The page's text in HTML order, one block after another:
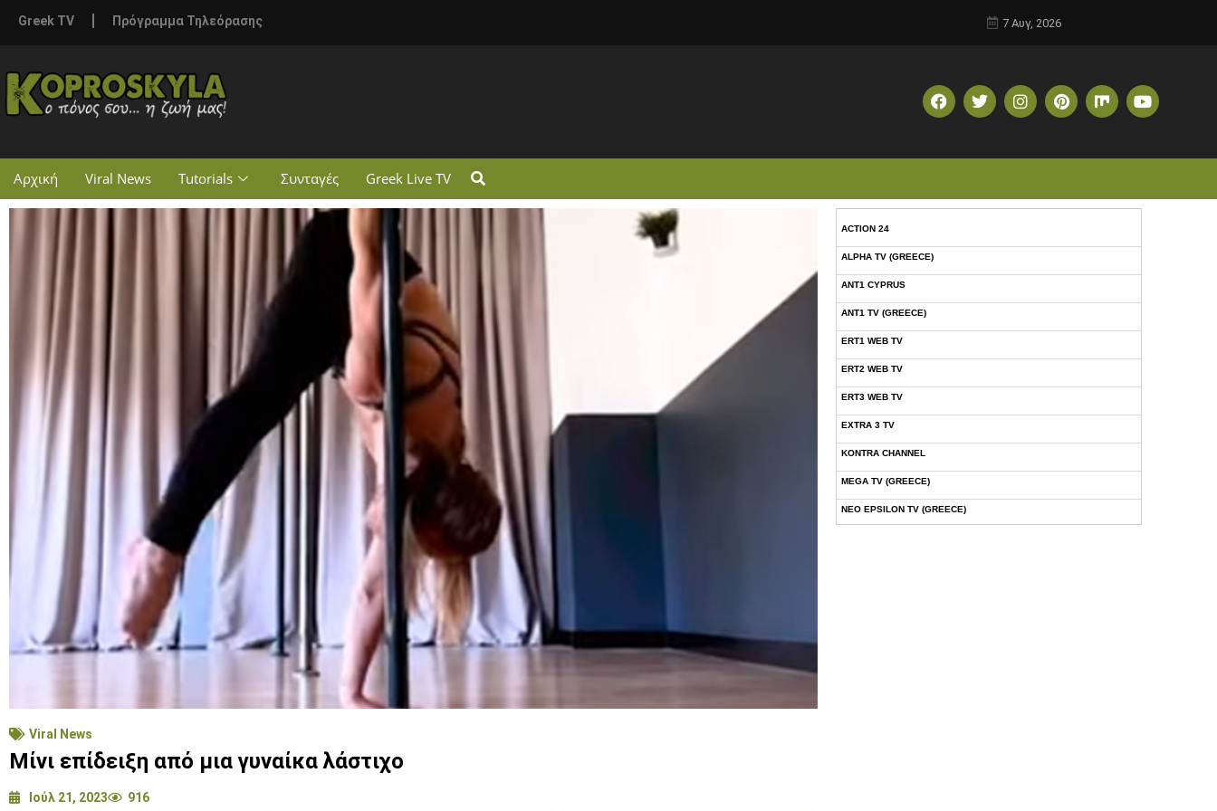
Greek TV Πρόγραμμα Τηλεόρασης 7 Αυγ, 2026
Αρχική Viral News Tutorials Συνταγές Greek Live TV
Viral News
Μίνι επίδειξη από μια γυναίκα λάστιχο
Ιούλ 21, 2023 916
ACTION 24
ALPHA TV (GREECE)
ANT1 CYPRUS
ANT1 TV (GREECE)
ERT1 WEB TV
ERT2 WEB TV
ERT3 WEB TV
EXTRA 3 TV
KONTRA CHANNEL
MEGA TV (GREECE)
NEO EPSILON TV (GREECE)